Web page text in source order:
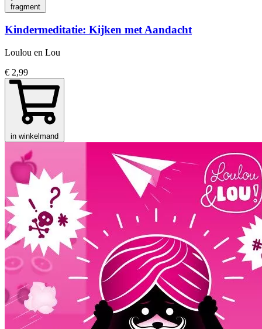
fragment
Kindermeditatie: Kijken met Aandacht
Loulou en Lou
€ 2,99
in winkelmand